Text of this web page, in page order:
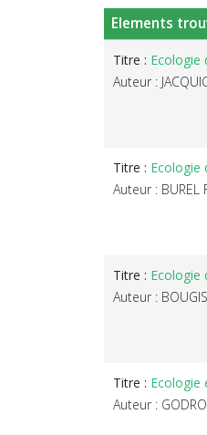
Elements
Titre : Ecologie
Auteur :
Titre : Ecologie
Auteur : BUREL
Titre : Ecologie
Auteur :
Titre : Ecologie
Auteur :